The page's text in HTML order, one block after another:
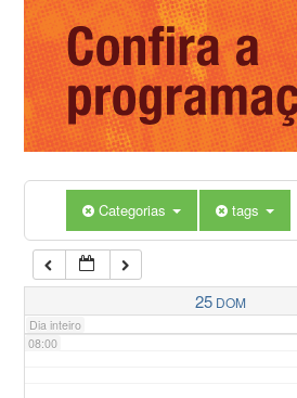
Categorias tags
25 DOM
Dia inteiro
03:00
04:00
05:00
07:00
08:00